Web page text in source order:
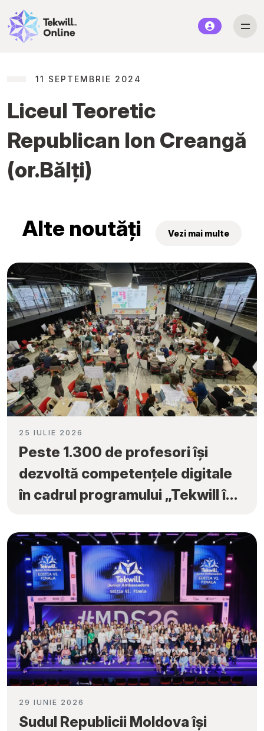
11 SEPTEMBRIE 2024
Liceul Teoretic
Republican Ion Creangă
(or.Bălți)
Alte noutăți Vezi mai multe
25 IULIE 2026
Peste 1.300 de profesori își
dezvoltă competențele digitale
în cadrul programului „Tekwill în
29 IUNIE 2026
Sudul Republicii Moldova își